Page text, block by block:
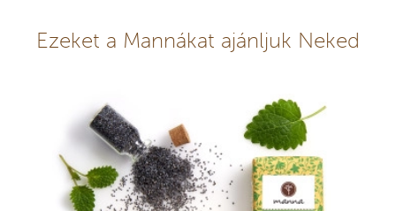
Ezeket a Mannákat ajánljuk Neked